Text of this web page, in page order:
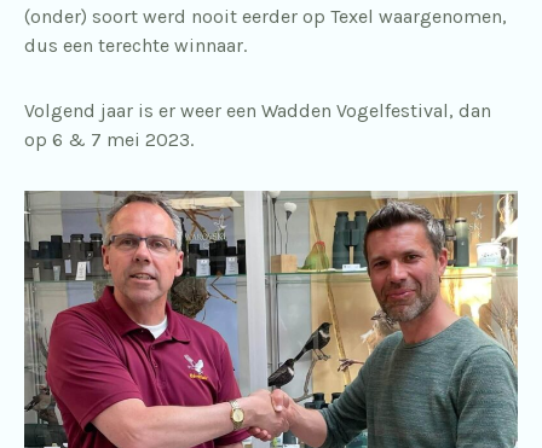
(onder) soort werd nooit eerder op Texel waargenomen,
dus een terechte winnaar.
Volgend jaar is er weer een Wadden Vogelfestival, dan
op 6 & 7 mei 2023.